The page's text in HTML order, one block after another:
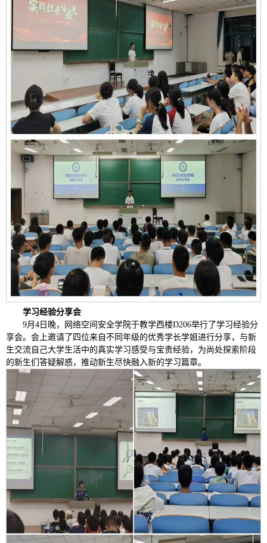
学习经验分享会
9月4日晚，网络空间安全学院于教学西楼D206举行了学习经验分
享会。会上邀请了四位来自不同年级的优秀学长学姐进行分享，与新
生交流自己大学生活中的真实学习感受与宝贵经验，为尚处探索阶段
的新生们答疑解惑，推动新生尽快融入新的学习篇章。